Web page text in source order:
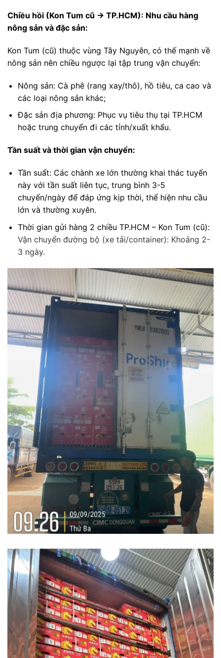
Chiều hồi (Kon Tum cũ → TP.HCM): Nhu cầu hàng
nông sản và đặc sản:
Kon Tum (cũ) thuộc vùng Tây Nguyên, có thế mạnh về
nông sản nên chiều ngược lại tập trung vận chuyển:
Nông sản: Cà phê (rang xay/thô), hồ tiêu, ca cao và
các loại nông sản khác;
Đặc sản địa phương: Phục vụ tiêu thụ tại TP.HCM
hoặc trung chuyển đi các tỉnh/xuất khẩu.
Tần suất và thời gian vận chuyển:
Tần suất: Các chành xe lớn thường khai thác tuyến
này với tần suất liên tục, trung bình 3-5
chuyến/ngày để đáp ứng kịp thời, thể hiện nhu cầu
lớn và thường xuyên.
Thời gian gửi hàng 2 chiều TP.HCM – Kon Tum (cũ):
Vận chuyển đường bộ (xe tải/container): Khoảng 2-
3 ngày.